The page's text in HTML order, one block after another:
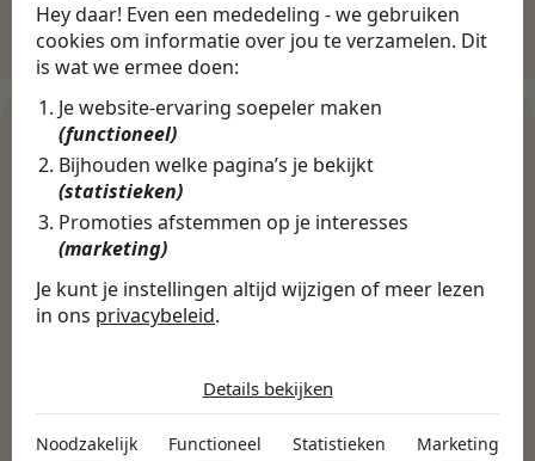
Hey daar! Even een mededeling - we gebruiken
cookies om informatie over jou te verzamelen. Dit
is wat we ermee doen:
Je website-ervaring soepeler maken
(functioneel)
Bijhouden welke pagina’s je bekijkt
(statistieken)
Promoties afstemmen op je interesses
(marketing)
Je kunt je instellingen altijd wijzigen of meer lezen
in ons privacybeleid.
Noodzakelijk
Noodzakelijke cookies helpen een website bruikbaar te
Details bekijken
Noodzakelijk Functioneel Statistieken Marketing
Ontdek meer dan 500+
Techniek, Productie, Logistiek & Groen
Zorg & Welzijn